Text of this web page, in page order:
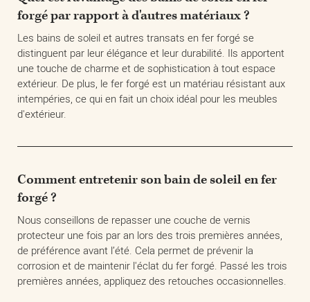
forgé par rapport à d'autres matériaux ?
Les bains de soleil et autres transats en fer forgé se
distinguent par leur élégance et leur durabilité. Ils apportent
une touche de charme et de sophistication à tout espace
extérieur. De plus, le fer forgé est un matériau résistant aux
intempéries, ce qui en fait un choix idéal pour les meubles
d'extérieur.
Comment entretenir son bain de soleil en fer
forgé ?
Nous conseillons de repasser une couche de vernis
protecteur une fois par an lors des trois premières années,
de préférence avant l’été. Cela permet de prévenir la
corrosion et de maintenir l'éclat du fer forgé. Passé les trois
premières années, appliquez des retouches occasionnelles.